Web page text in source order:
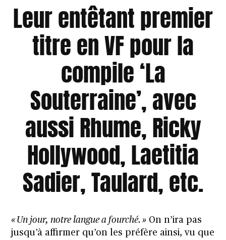
Leur entêtant premier
titre en VF pour la
compile ‘La
Souterraine’, avec
aussi Rhume, Ricky
Hollywood, Laetitia
Sadier, Taulard, etc.
« Un jour, notre langue a fourché. » On n’ira pas
jusqu’à affirmer qu’on les préfère ainsi, vu que